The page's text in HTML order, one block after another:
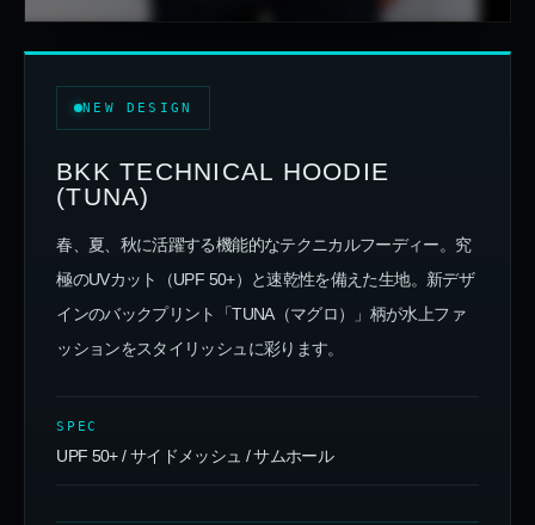
NEW DESIGN
BKK TECHNICAL HOODIE
(TUNA)
春、夏、秋に活躍する機能的なテクニカルフーディー。究
極のUVカット（UPF 50+）と速乾性を備えた生地。新デザ
インのバックプリント「TUNA（マグロ）」柄が水上ファ
ッションをスタイリッシュに彩ります。
SPEC
UPF 50+ / サイドメッシュ / サムホール